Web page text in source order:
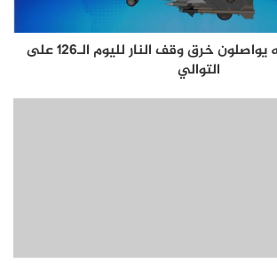
العدوان ومرتزقته يواصلون خرق وقف النار لليوم الـ126 على
التوالي